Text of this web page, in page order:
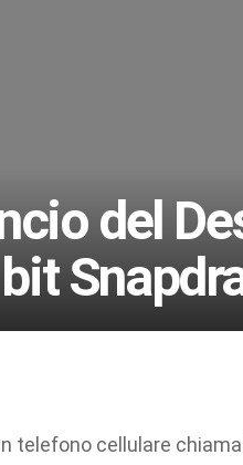
del
telefono cellulare